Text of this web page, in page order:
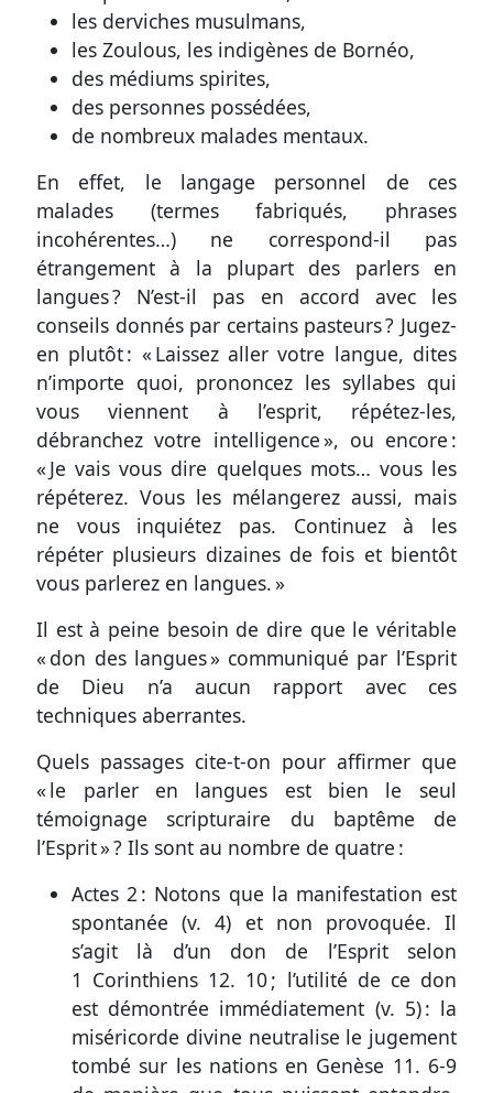
les derviches musulmans,
les Zoulous, les indigènes de Bornéo,
des médiums spirites,
des personnes possédées,
de nombreux malades mentaux.
En effet, le langage personnel de ces
malades (termes fabriqués, phrases
incohérentes…) ne correspond-il pas
étrangement à la plupart des parlers en
langues ? N’est-il pas en accord avec les
conseils donnés par certains pasteurs ? Jugez-
en plutôt : « Laissez aller votre langue, dites
n’importe quoi, prononcez les syllabes qui
vous viennent à l’esprit, répétez-les,
débranchez votre intelligence », ou encore :
« Je vais vous dire quelques mots… vous les
répéterez. Vous les mélangerez aussi, mais
ne vous inquiétez pas. Continuez à les
répéter plusieurs dizaines de fois et bientôt
vous parlerez en langues. »
Il est à peine besoin de dire que le véritable
« don des langues » communiqué par l’Esprit
de Dieu n’a aucun rapport avec ces
techniques aberrantes.
Quels passages cite-t-on pour affirmer que
« le parler en langues est bien le seul
témoignage scripturaire du baptême de
l’Esprit » ? Ils sont au nombre de quatre :
Actes 2: Notons que la manifestation est
spontanée (v. 4) et non provoquée. Il
s’agit là d’un don de l’Esprit selon
1 Corinthiens 12. 10; l’utilité de ce don
est démontrée immédiatement (v. 5) : la
miséricorde divine neutralise le jugement
tombé sur les nations en Genèse 11. 6-9